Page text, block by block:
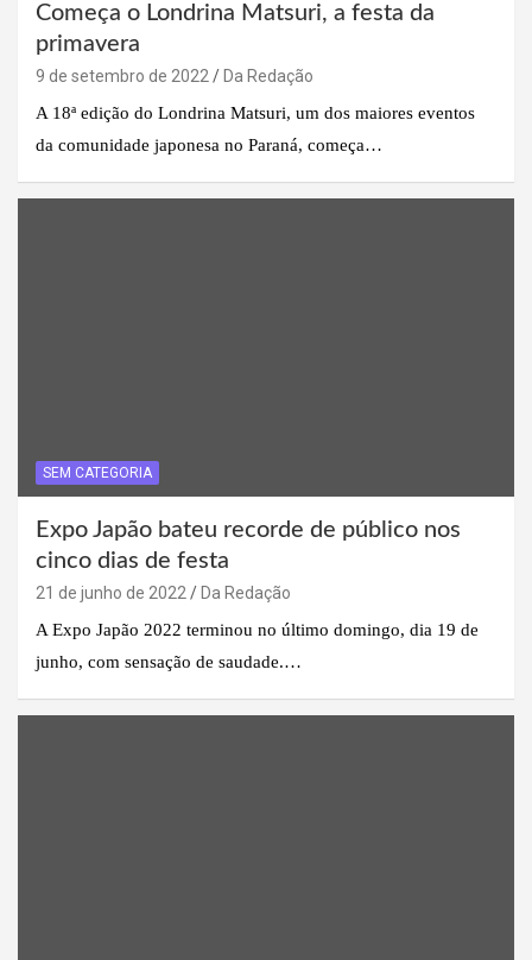
Começa o Londrina Matsuri, a festa da
primavera
9 de setembro de 2022
Da Redação
A 18ª edição do Londrina Matsuri, um dos maiores eventos
da comunidade japonesa no Paraná, começa…
SEM CATEGORIA
Expo Japão bateu recorde de público nos
cinco dias de festa
21 de junho de 2022
Da Redação
A Expo Japão 2022 terminou no último domingo, dia 19 de
junho, com sensação de saudade.…